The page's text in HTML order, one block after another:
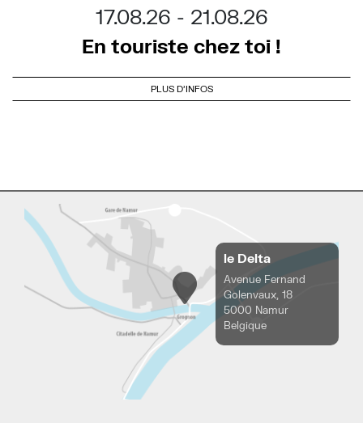
17.08.26
21.08.26
En touriste chez toi !
PLUS D'INFOS
le Delta
Avenue Fernand
Golenvaux, 18
5000 Namur
Belgique